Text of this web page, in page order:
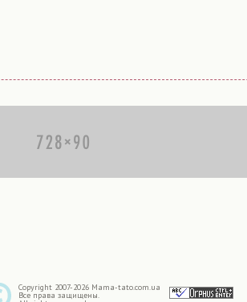
Copyright 2007-2026 Mama-tato.com.ua
Все права защищены.